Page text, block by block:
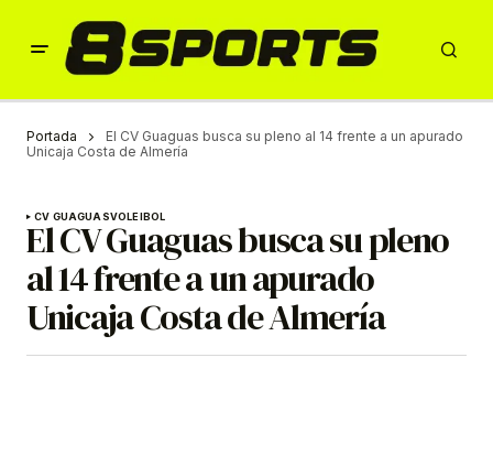
Portada
El CV Guaguas busca su pleno al 14 frente a un apurado
Unicaja Costa de Almería
CV GUAGUASVOLEIBOL
El CV Guaguas busca su pleno
al 14 frente a un apurado
Unicaja Costa de Almería